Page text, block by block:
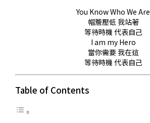
You Know Who We Are
帽簷壓低 我站著
等待時機 代表自己
I am my Hero
當你需要 我在這
等待時機 代表自己
Table of Contents